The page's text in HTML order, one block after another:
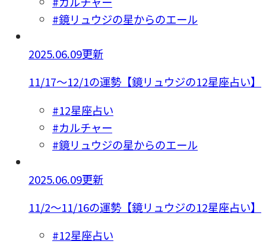
#鏡リュウジの星からのエール
2025.06.09更新
11/17～12/1の運勢【鏡リュウジの12星座占い】
#12星座占い
#カルチャー
#鏡リュウジの星からのエール
2025.06.09更新
11/2～11/16の運勢【鏡リュウジの12星座占い】
#12星座占い